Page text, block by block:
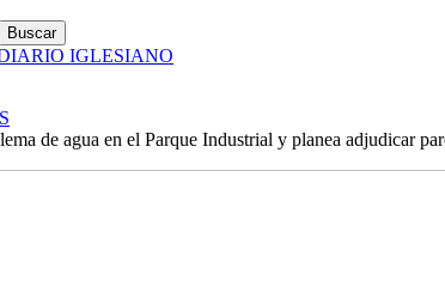
de agua en el Parque Industrial y planea adjudicar